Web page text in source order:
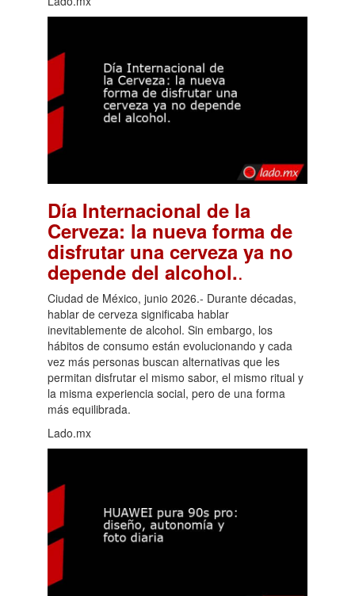
Día Internacional de la
Cerveza: la nueva forma de
disfrutar una cerveza ya no
depende del alcohol..
Ciudad de México, junio 2026.- Durante décadas,
hablar de cerveza significaba hablar
inevitablemente de alcohol. Sin embargo, los
hábitos de consumo están evolucionando y cada
vez más personas buscan alternativas que les
permitan disfrutar el mismo sabor, el mismo ritual y
la misma experiencia social, pero de una forma
más equilibrada.
Lado.mx